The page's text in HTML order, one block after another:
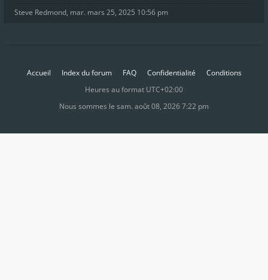
Steve Redmond, mar. mars 25, 2025 10:56 pm
Accueil Index du forum FAQ Confidentialité
Conditions
Heures au format UTC+02:00
Nous sommes le sam. août 08, 2026 7:22 pm